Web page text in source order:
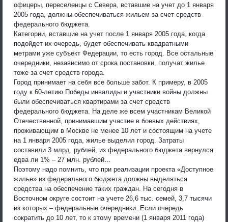
офицеры, переселенцы с Севера, вставшие на учет до 1 января
2005 года, должны обеспечиваться жильем за счет средств
федерального бюджета.
Категории, вставшие на учет после 1 января 2005 года, когда
подойдет их очередь, будет обеспечивать квадратными
метрами уже субъект Федерации, то есть город. Все остальные
очередники, независимо от срока постановки, получат жилье
тоже за счет средств города.
Город принимает на себя все больше забот. К примеру, в 2005
году к 60-летию Победы инвалиды и участники войны должны
были обеспечиваться квартирами за счет средств
федерального бюджета. На деле же всем участникам Великой
Отечественной, принимавшим участие в боевых действиях,
проживающим в Москве не менее 10 лет и состоящим на учете
на 1 января 2005 года, жилье выделил город. Затраты
составили 3 млрд. рублей, из федерального бюджета вернулся
едва ли 1% – 27 млн. рублей…
Поэтому надо помнить, что при реализации проекта «Доступное
жилье» из федерального бюджета должны выделяться
средства на обеспечение таких граждан. На сегодня в
Восточном округе состоит на учете 26,6 тыс. семей, 3,7 тысячи
из которых – федеральные очередники. Если очередь
сократить до 10 лет, то к этому времени (1 января 2011 года)